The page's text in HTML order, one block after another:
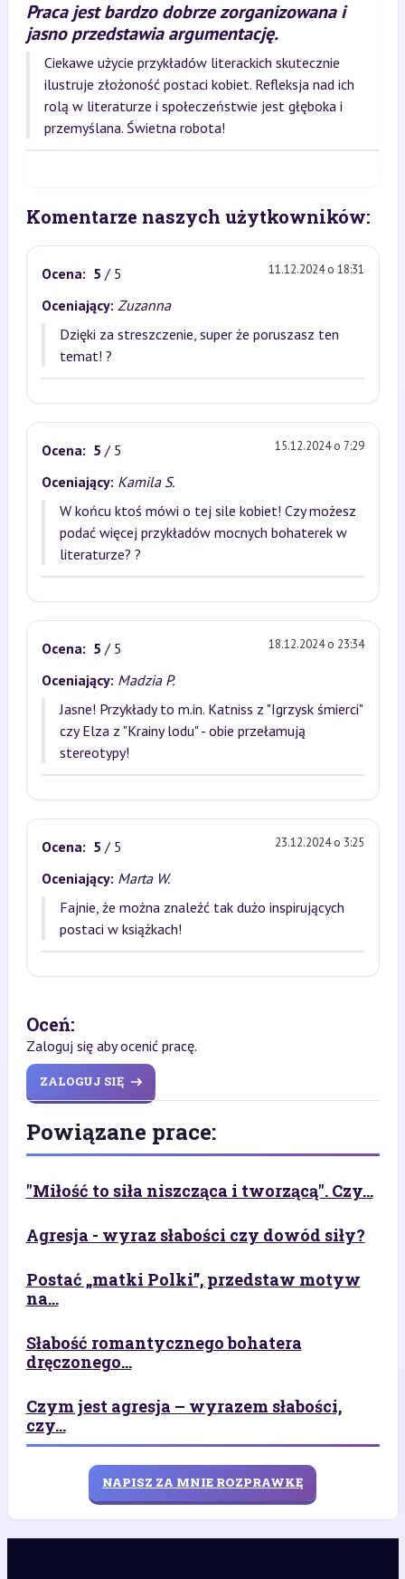
Praca jest bardzo dobrze zorganizowana i
jasno przedstawia argumentację.
Ciekawe użycie przykładów literackich skutecznie
ilustruje złożoność postaci kobiet. Refleksja nad ich
rolą w literaturze i społeczeństwie jest głęboka i
przemyślana. Świetna robota!
Komentarze naszych użytkowników:
Ocena: 5 / 5 11.12.2024 o 18:31
Oceniający: Zuzanna
Dzięki za streszczenie, super że poruszasz ten
temat! ?
Ocena: 5 / 5 15.12.2024 o 7:29
Oceniający: Kamila S.
W końcu ktoś mówi o tej sile kobiet! Czy możesz
podać więcej przykładów mocnych bohaterek w
literaturze? ?
Ocena: 5 / 5 18.12.2024 o 23:34
Oceniający: Madzia P.
Jasne! Przykłady to m.in. Katniss z "Igrzysk śmierci"
czy Elza z "Krainy lodu" - obie przełamują
stereotypy!
Ocena: 5 / 5 23.12.2024 o 3:25
Oceniający: Marta W.
Fajnie, że można znaleźć tak dużo inspirujących
postaci w książkach!
Oceń:
Zaloguj się aby ocenić pracę.
ZALOGUJ SIĘ
Powiązane prace:
"Miłość to siła niszcząca i tworzącą". Czy...
Agresja - wyraz słabości czy dowód siły?
Postać „matki Polki”, przedstaw motyw
na...
Słabość romantycznego bohatera
dręczonego...
Czym jest agresja – wyrazem słabości,
czy...
NAPISZ ZA MNIE ROZPRAWKĘ